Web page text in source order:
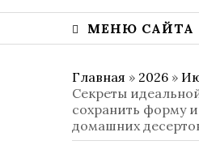
МЕНЮ САЙТА
Главная » 2026 »
Секреты
сохранить форму и
домашних